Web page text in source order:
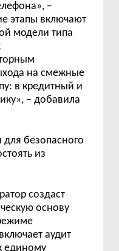
–
этапы включают
модели типа
на смежные
в кредитный и
– добавила
безопасного
из
создаст
основу
аудит
единому